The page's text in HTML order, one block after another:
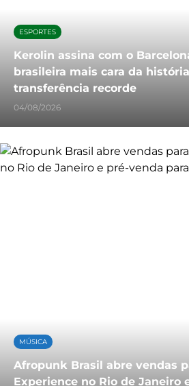
ESPORTES
Kerolin assina com o
brasileira mais cara da
transferência recorde
04/08/2026
MÚSICA
Afropunk Brasil abre vendas
Experience no Rio de Janeiro